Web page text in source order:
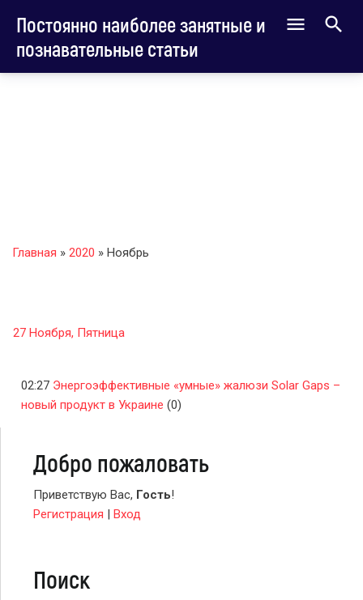
Постоянно наиболее занятные и
познавательные статьи
Главная » 2020 » Ноябрь
27 Ноября, Пятница
02:27 Энергоэффективные «умные» жалюзи Solar Gaps –
новый продукт в Украине (0)
Добро пожаловать
Приветствую Вас, Гость!
Регистрация | Вход
Поиск